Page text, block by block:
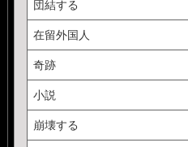
団結する
在留外国人
奇跡
小説
崩壊する